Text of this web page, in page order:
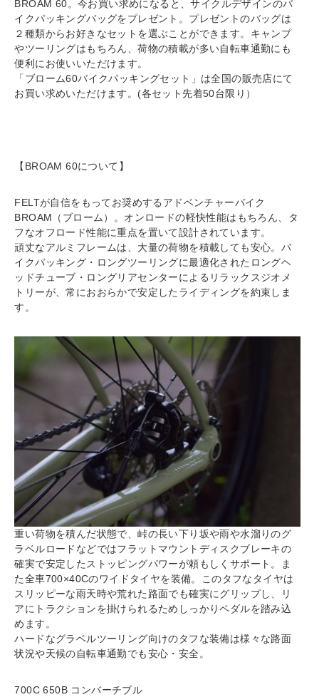
BROAM 60。今お買い求めになると、サイクルデザインのバ
イクパッキングバッグをプレゼント。プレゼントのバッグは
２種類からお好きなセットを選ぶことができます。キャンプ
やツーリングはもちろん、荷物の積載が多い自転車通勤にも
便利にお使いいただけます。
「ブローム60バイクパッキングセット」は全国の販売店にて
お買い求めいただけます。(各セット先着50台限り）
【BROAM 60について】
FELTが自信をもってお奨めするアドベンチャーバイク
BROAM（ブローム）。オンロードの軽快性能はもちろん、タ
フなオフロード性能に重点を置いて設計されています。
頑丈なアルミフレームは、大量の荷物を積載しても安心。バ
イクパッキング・ロングツーリングに最適化されたロングヘ
ッドチューブ・ロングリアセンターによるリラックスジオメ
トリーが、常におおらかで安定したライディングを約束しま
す。
重い荷物を積んだ状態で、峠の長い下り坂や雨や水溜りのグ
ラベルロードなどではフラットマウントディスクブレーキの
確実で安定したストッピングパワーが頼もしくサポート。ま
た全車700×40Cのワイドタイヤを装備。このタフなタイヤは
スリッピーな雨天時や荒れた路面でも確実にグリップし、リ
アにトラクションを掛けられるためしっかりペダルを踏み込
めます。
ハードなグラベルツーリング向けのタフな装備は様々な路面
状況や天候の自転車通勤でも安心・安全。
700C 650B コンバーチブル